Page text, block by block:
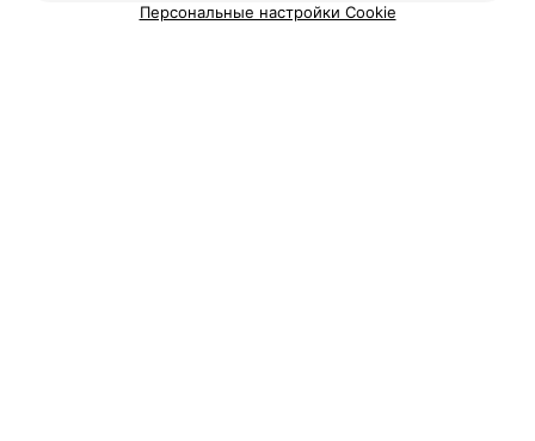
Пользовательское соглашение
Способы оплаты
Персональные настройки Cookie